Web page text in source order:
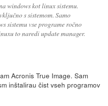
windows kot linux sistemu.
s sistemom. Samo
sistemu vse programe ročno
to naredi update manager.
Acronis True Image. Sam
inštalirau čist vseh programov